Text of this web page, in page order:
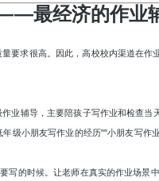
最经济的作业
要求很高。因此，高校校内渠道在作
业辅导，主要陪孩子写作业和检查当
级小朋友写作业的经历""小朋友写作
写的时候。让老师在真实的作业场景